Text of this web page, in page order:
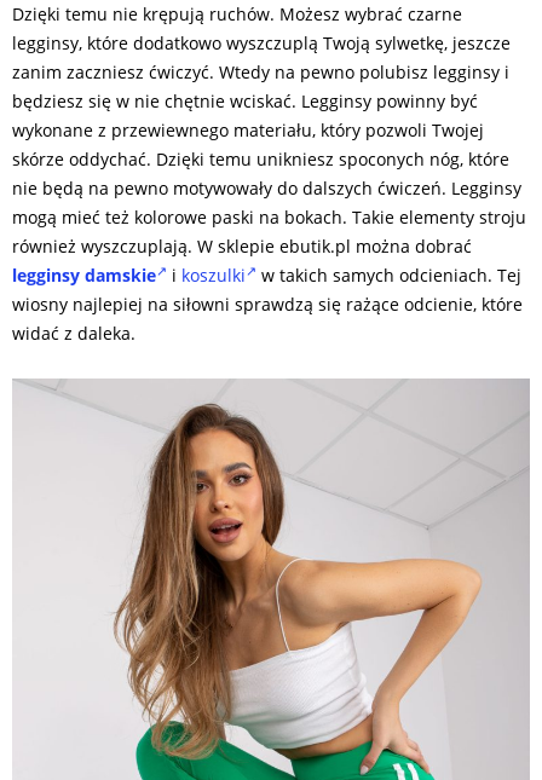
Dzięki temu nie krępują ruchów. Możesz wybrać czarne
legginsy, które dodatkowo wyszczuplą Twoją sylwetkę, jeszcze
zanim zaczniesz ćwiczyć. Wtedy na pewno polubisz legginsy i
będziesz się w nie chętnie wciskać. Legginsy powinny być
wykonane z przewiewnego materiału, który pozwoli Twojej
skórze oddychać. Dzięki temu unikniesz spoconych nóg, które
nie będą na pewno motywowały do dalszych ćwiczeń. Legginsy
mogą mieć też kolorowe paski na bokach. Takie elementy stroju
również wyszczuplają. W sklepie ebutik.pl można dobrać
legginsy damskie
i koszulki
w takich samych odcieniach. Tej
wiosny najlepiej na siłowni sprawdzą się rażące odcienie, które
widać z daleka.